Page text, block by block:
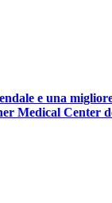
e una
Medical Center